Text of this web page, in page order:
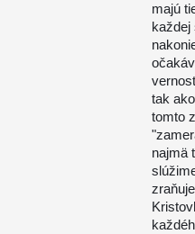
majú
každej
tak
tomto
najmä